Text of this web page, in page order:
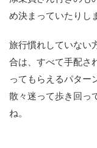
め決まっていたりし
旅行慣れしていない
合は、すべて手配さ
ってもらえるパター
散々迷って歩き回っ
ね。